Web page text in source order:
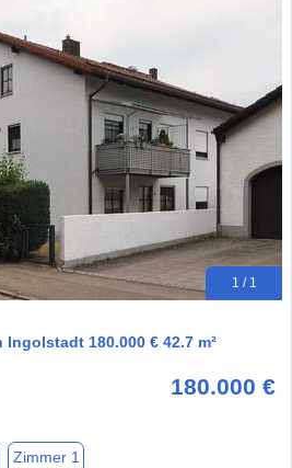
1 / 1
180.000 € 42.7 m²
180.000 €
Zimmer 1